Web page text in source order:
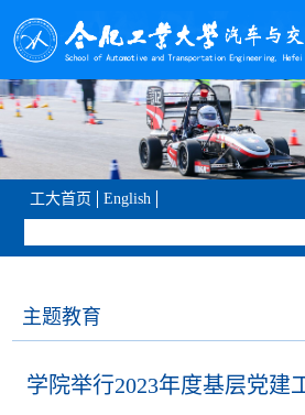
工大首页 English
主题教育
学院举行2023年度基层党建